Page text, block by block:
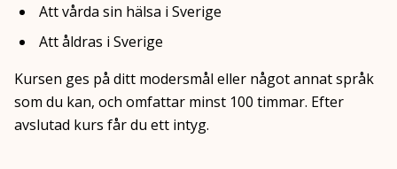
Att vårda sin hälsa i Sverige
Att åldras i Sverige
Kursen ges på ditt modersmål eller något annat språk
som du kan, och omfattar minst 100 timmar. Efter
avslutad kurs får du ett intyg.